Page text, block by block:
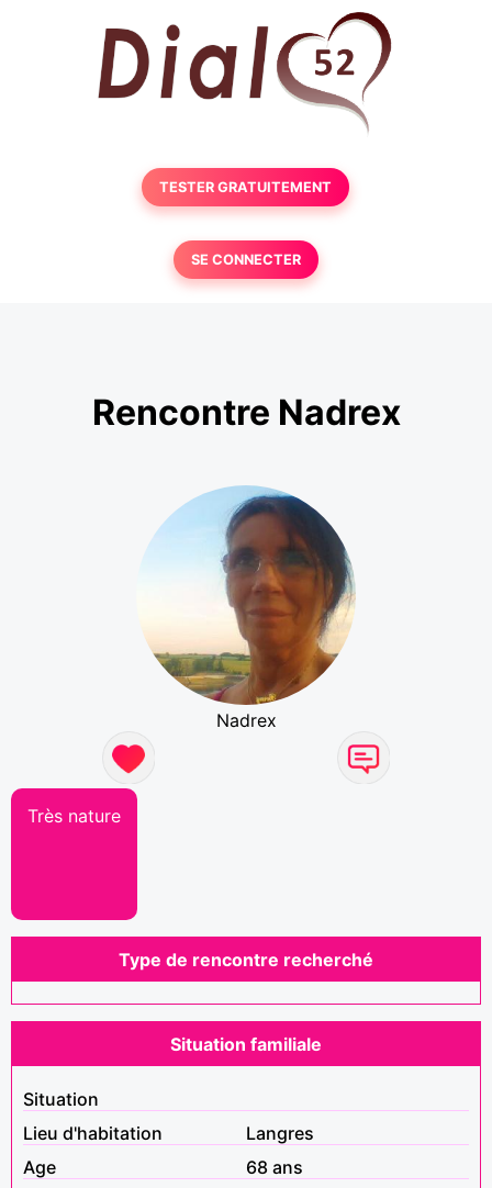
TESTER GRATUITEMENT
SE CONNECTER
Rencontre Nadrex
Nadrex
Très nature
Type de rencontre recherché
Situation familiale
Situation
Lieu d'habitation
Langres
Age
68 ans